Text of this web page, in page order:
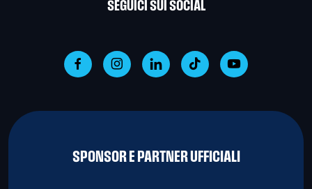
SEGUICI SUI SOCIAL
SPONSOR E PARTNER UFFICIALI